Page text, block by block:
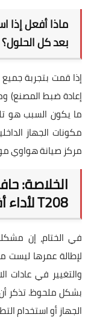
ماذا أفعل إذا
بعد كل الحلول؟
إذا قمت بتجربة جميع
إعادة ضبط المصنع)
ما يكون السبب هو
مكونات الجهاز
مركز صيانة هواوي
T208 لأداء أفضل
لإطالة عمرها ليست
والتغيير في عادات
بشكل ملحوظ. تذكر
الجهاز أو استخدام